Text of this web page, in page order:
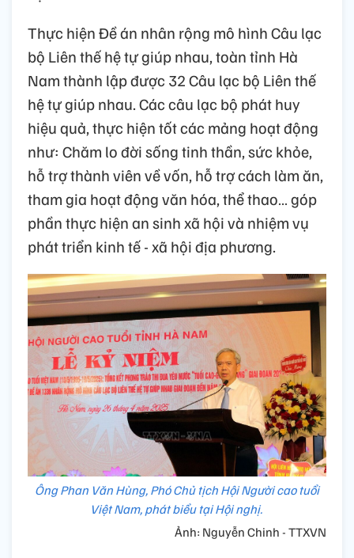
Thực hiện Đề án nhân rộng mô hình Câu lạc
bộ Liên thế hệ tự giúp nhau, toàn tỉnh Hà
Nam thành lập được 32 Câu lạc bộ Liên thế
hệ tự giúp nhau. Các câu lạc bộ phát huy
hiệu quả, thực hiện tốt các mảng hoạt động
như: Chăm lo đời sống tinh thần, sức khỏe,
hỗ trợ thành viên về vốn, hỗ trợ cách làm ăn,
tham gia hoạt động văn hóa, thể thao… góp
phần thực hiện an sinh xã hội và nhiệm vụ
phát triển kinh tế - xã hội địa phương.
Ông Phan Văn Hùng, Phó Chủ tịch Hội Người cao tuổi
Việt Nam, phát biểu tại Hội nghị.
Ảnh: Nguyễn Chinh - TTXVN